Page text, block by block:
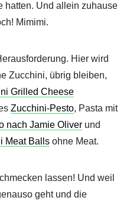
hatten. Und allein zuhause
Mimimi.
Hier wird
Zucchini, übrig bleiben,
Grilled Cheese
Zucchini-Pesto, Pasta mit
nach Jamie Oliver und
Meat Balls ohne Meat.
lassen! Und weil
geht und die